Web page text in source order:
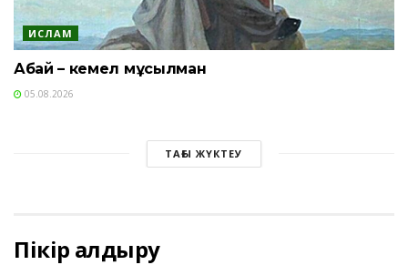
ИСЛАМ
Абай – кемел мұсылман
05.08.2026
ТАҒЫ ЖҮКТЕУ
Пікір қалдыру